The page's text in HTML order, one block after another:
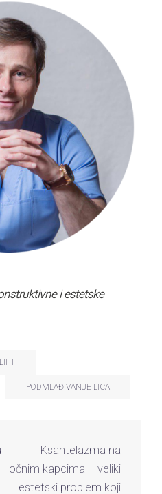
i estetske
PODMLAĐIVANJE LICA
i
Ksantelazma na
očnim kapcima – veliki
estetski problem koji